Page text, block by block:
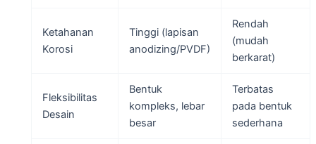
Ketahanan
Korosi
Tinggi (lapisan
anodizing/PVDF)
Rendah
(mudah
berkarat)
Fleksibilitas
Desain
Bentuk
kompleks, lebar
besar
Terbatas
pada bentuk
sederhana